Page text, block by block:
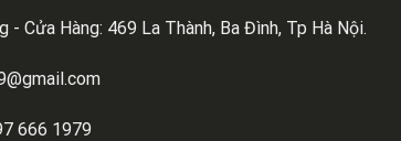
- Cửa Hàng: 469 La Thành, Ba Đình, Tp Hà Nội.
666 1979